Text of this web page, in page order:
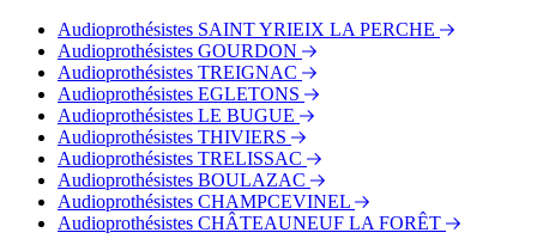
Audioprothésistes SAINT YRIEIX LA PERCHE
Audioprothésistes GOURDON
Audioprothésistes TREIGNAC
Audioprothésistes EGLETONS
Audioprothésistes LE BUGUE
Audioprothésistes THIVIERS
Audioprothésistes TRELISSAC
Audioprothésistes BOULAZAC
Audioprothésistes CHAMPCEVINEL
Audioprothésistes CHÂTEAUNEUF LA FORÊT